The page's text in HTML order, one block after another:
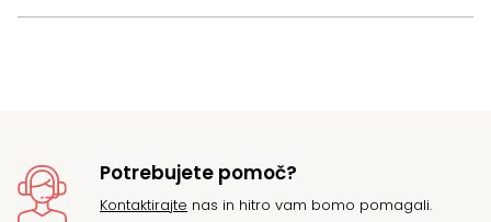
Potrebujete pomoč?
Kontaktirajte nas in hitro vam bomo pomagali.